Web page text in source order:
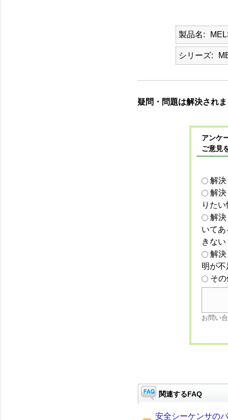
製品名
シリーズ
疑問・問題は解決され
アンケ
ご意見
解
解
りた
解
いて
きない
解
明が
そ
お問い
関連するFAQ
安全シーケンサの